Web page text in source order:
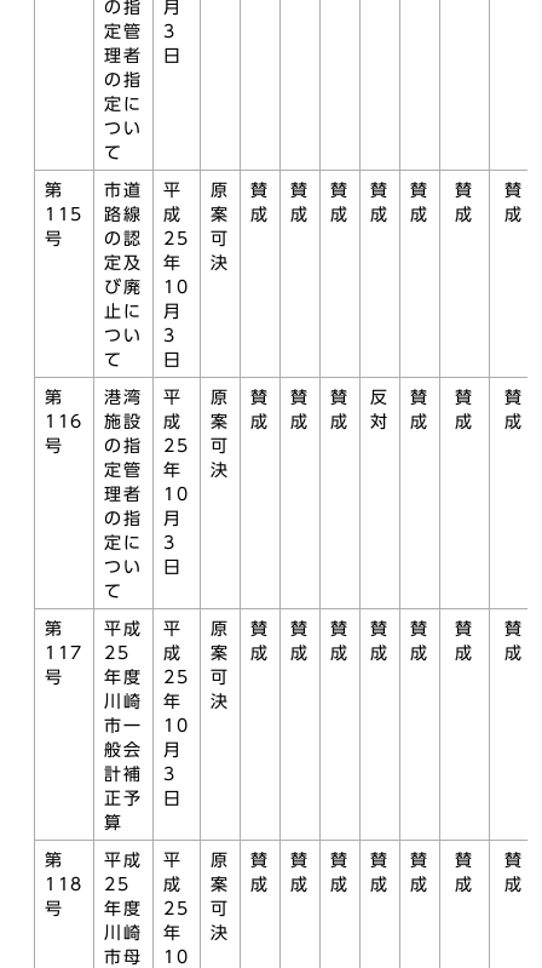
の指
定管
理者
の指
定に
つい
て
月
3
日
第
115
号
市道
路線
の認
定及
び廃
止に
つい
て
平
成
25
年
10
月
3
日
原
案
可
決
賛
成
賛
成
賛
成
賛
成
賛
成
賛
成
賛
成
第
116
号
港湾
施設
の指
定管
理者
の指
定に
つい
て
平
成
25
年
10
月
3
日
原
案
可
決
賛
成
賛
成
賛
成
反
対
賛
成
賛
成
賛
成
第
117
号
平成
25
年度
川崎
市一
般会
計補
正予
算
平
成
25
年
10
月
3
日
原
案
可
決
賛
成
賛
成
賛
成
賛
成
賛
成
賛
成
賛
成
第
118
号
平成
25
年度
川崎
市母
平
成
25
年
10
原
案
可
決
賛
成
賛
成
賛
成
賛
成
賛
成
賛
成
賛
成